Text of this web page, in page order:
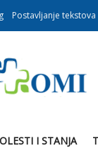
Postavljanje tekstova
I STANJA